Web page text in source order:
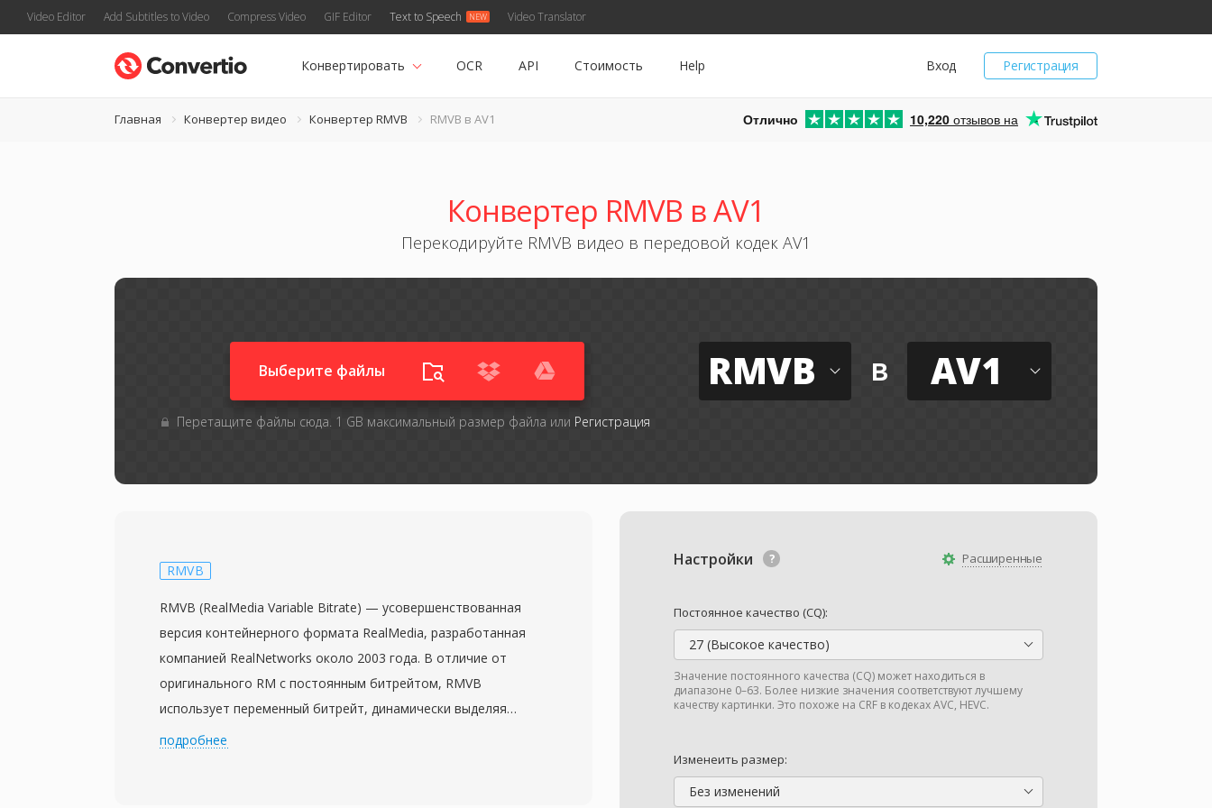
Video Editor Add Subtitles to Video Compress Video GIF Editor Text to Speech Video Translator
Регистрация
Вход
Конвертировать OCR API Стоимость Help
Главная Конвертер видео Конвертер RMVB RMVB в AV1 Отлично 10,220 отзывов на
Конвертер RMVB в AV1
Перекодируйте RMVB видео в передовой кодек AV1
Выберите файлы
Перетащите файлы сюда. 1 GB максимальный размер файла или Регистрация
RMVB в AV1
Расширенные
Настройки
Постоянное качество (CQ):
27 (Высокое качество)
Значение постоянного качества (CQ) может находиться в
диапазоне 0–63. Более низкие значения соответствуют лучшему
качеству картинки. Это похоже на CRF в кодеках AVC, HEVC.
Изменеить размер:
Без изменений
RMVB
RMVB (RealMedia Variable Bitrate) — усовершенствованная
версия контейнерного формата RealMedia, разработанная
компанией RealNetworks около 2003 года. В отличие от
оригинального RM с постоянным битрейтом, RMVB
использует переменный битрейт, динамически выделяя
больше данных сложным сценам с высокой подвижностью и
подробнее